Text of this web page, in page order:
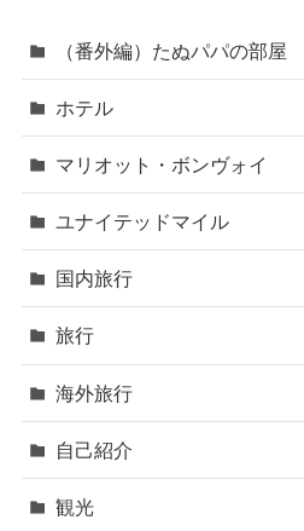
（番外編）たぬパパの部屋
ホテル
マリオット・ボンヴォイ
ユナイテッドマイル
国内旅行
旅行
海外旅行
自己紹介
観光